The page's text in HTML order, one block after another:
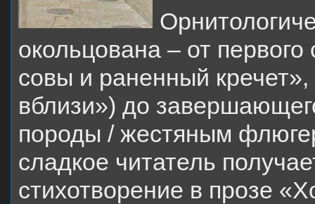
окольцована – от
совы и раненный
вблизи») до
породы / жестяным
сладкое читатель
стихотворение в прозе